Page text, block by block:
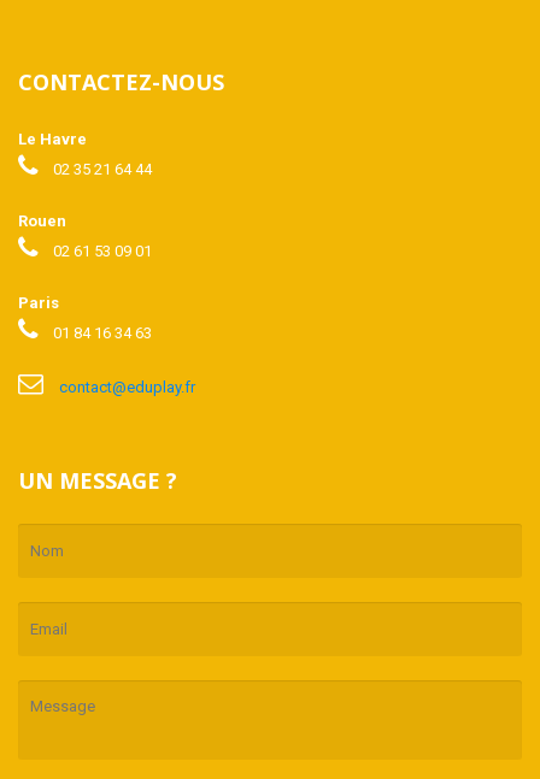
CONTACTEZ-NOUS
Le Havre
02 35 21 64 44
Rouen
02 61 53 09 01
Paris
01 84 16 34 63
contact@eduplay.fr
UN MESSAGE ?